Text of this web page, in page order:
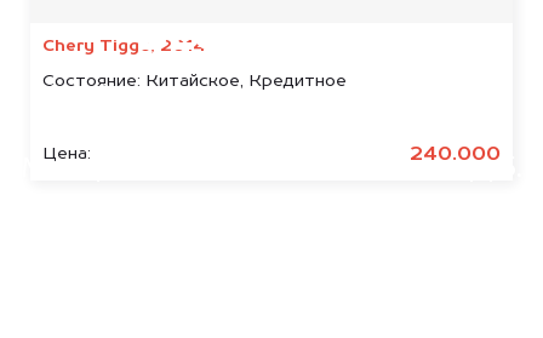
Chery Tiggo, 2014
Состояние: Китайское, Кредитное
Цена: 240.000
БЕСПЛАТНО
Узнайте стоимость арестованных
Мы купим ваше авто на 20.000 руб.